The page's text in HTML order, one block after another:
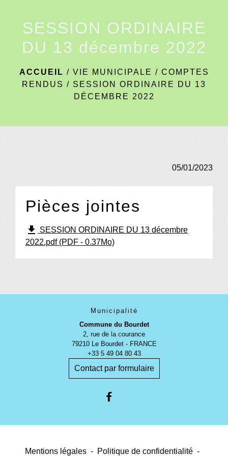
SESSION ORDINAIRE
DU 13 décembre 2022
ACCUEIL / VIE MUNICIPALE / COMPTES
RENDUS / SESSION ORDINAIRE DU 13
DÉCEMBRE 2022
05/01/2023
Pièces jointes
file_download SESSION ORDINAIRE DU 13 décembre
2022.pdf (PDF - 0.37Mo)
Municipalité
Commune du Bourdet
2, rue de la courance
79210 Le Bourdet - FRANCE
+33 5 49 04 80 43
Contact par formulaire
Mentions légales - Politique de confidentialité -